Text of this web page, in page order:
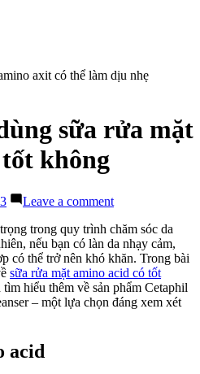
sữa rửa mặt
không
Leave a commenton
nhạy
cảm
dùng
sữa
rửa
mặt
trong quy trình chăm sóc da
nếu bạn có làn da nhạy cảm,
có thể trở nên khó khăn. Trong bài
sữa rửa mặt amino acid có tốt
hiểu thêm về sản phẩm Cetaphil
– một lựa chọn đáng xem xét
acid